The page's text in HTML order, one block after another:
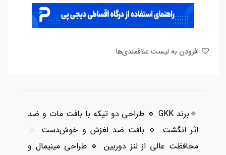
🔹برند GKK 🔹 طراحی دو تیکه با بافت مات و ضد
اثر انگشت 🔹 بافت ضد لغزش و خوش‌دست 🔹
محافظت عالی از لنز دوربین 🔹 طراحی مینیمال و